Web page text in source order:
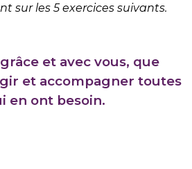
sur les 5 exercices suivants.
et avec vous, que
et accompagner toutes
en ont besoin.